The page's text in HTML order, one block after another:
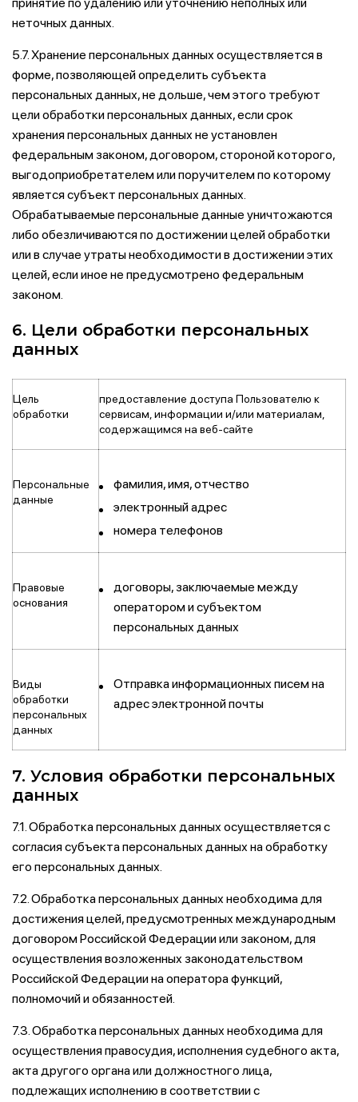
неточных данных.
5.7. Хранение персональных данных осуществляется в
форме, позволяющей определить субъекта
персональных данных, не дольше, чем этого требуют
цели обработки персональных данных, если срок
хранения персональных данных не установлен
федеральным законом, договором, стороной которого,
выгодоприобретателем или поручителем по которому
является субъект персональных данных.
Обрабатываемые персональные данные уничтожаются
либо обезличиваются по достижении целей обработки
или в случае утраты необходимости в достижении этих
целей, если иное не предусмотрено федеральным
законом.
6. Цели обработки персональных
данных
Цель
обработки
предоставление доступа Пользователю к
сервисам, информации и/или материалам,
содержащимся на веб-сайте
Персональные
данные
фамилия, имя, отчество
электронный адрес
номера телефонов
Правовые
основания
договоры, заключаемые между
оператором и субъектом
персональных данных
Виды
обработки
персональных
данных
Отправка информационных писем на
адрес электронной почты
7. Условия обработки персональных
данных
7.1. Обработка персональных данных осуществляется с
согласия субъекта персональных данных на обработку
его персональных данных.
7.2. Обработка персональных данных необходима для
достижения целей, предусмотренных международным
договором Российской Федерации или законом, для
осуществления возложенных законодательством
Российской Федерации на оператора функций,
полномочий и обязанностей.
7.3. Обработка персональных данных необходима для
осуществления правосудия, исполнения судебного акта,
акта другого органа или должностного лица,
подлежащих исполнению в соответствии с